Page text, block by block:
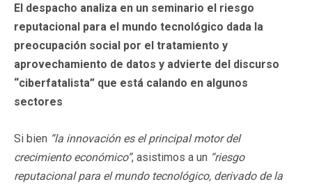
El despacho analiza en un seminario el riesgo
reputacional para el mundo tecnológico dada la
preocupación social por el tratamiento y
aprovechamiento de datos y advierte del discurso
“ciberfatalista” que está calando en algunos
sectores
Si bien “la innovación es el principal motor del
crecimiento económico”, asistimos a un “riesgo
reputacional para el mundo tecnológico, derivado de la